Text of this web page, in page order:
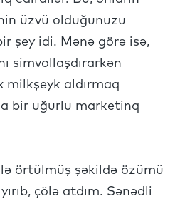
üzvü olduğunuzu
şey idi. Mənə görə isə,
simvollaşdırarkən
milkşeyk aldırmaq
bir uğurlu marketinq
örtülmüş şəkildə özümü
çölə atdım. Sənədli